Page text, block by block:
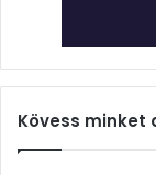
Kövess minket